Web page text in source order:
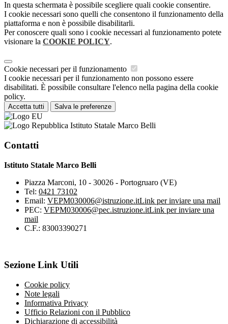
In questa schermata è possibile scegliere quali cookie consentire.
I cookie necessari sono quelli che consentono il funzionamento della
piattaforma e non è possibile disabilitarli.
Per conoscere quali sono i cookie necessari al funzionamento potete
visionare la COOKIE POLICY.
Cookie necessari per il funzionamento
I cookie necessari per il funzionamento non possono essere
disabilitati. È possibile consultare l'elenco nella pagina della cookie
policy.
Accetta tutti Salva le preferenze
Istituto Statale Marco Belli
Contatti
Istituto Statale Marco Belli
Piazza Marconi, 10 - 30026 - Portogruaro (VE)
Tel: 0421 73102
Email: VEPM030006@istruzione.itLink per inviare una mail
PEC: VEPM030006@pec.istruzione.itLink per inviare una
mail
C.F.: 83003390271
Sezione Link Utili
Cookie policy
Note legali
Informativa Privacy
Ufficio Relazioni con il Pubblico
Dichiarazione di accessibilità